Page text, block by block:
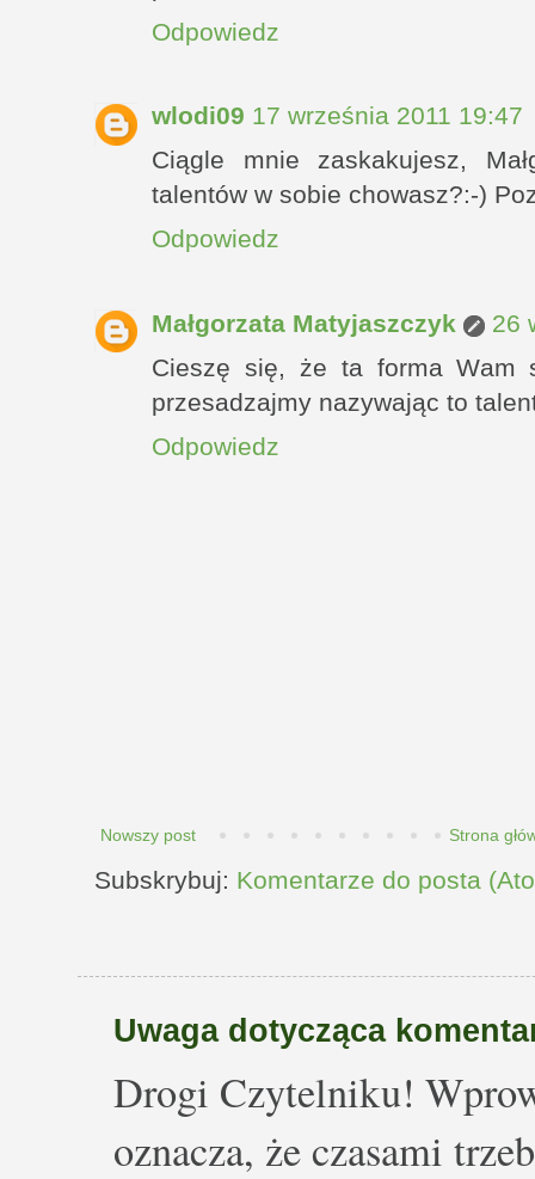
Odpowiedz
wlodi09 17 września 2011 19:47
Ciągle mnie zaskakujesz,
talentów w sobie chowasz?:-)
Odpowiedz
Małgorzata Matyjaszczyk
26
Cieszę się, że ta forma Wam
przesadzajmy nazywając to
Odpowiedz
Nowszy post Strona
Subskrybuj: Komentarze do posta
Uwaga dotycząca
Drogi Czytelniku!
oznacza, że czasami